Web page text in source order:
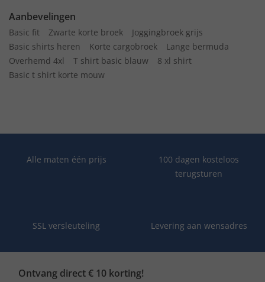
Aanbevelingen
Basic fit Zwarte korte broek
Joggingbroek grijs
Basic shirts heren
Korte cargobroek
Lange bermuda
Overhemd 4xl
T shirt basic blauw
8 xl shirt
Basic t shirt korte mouw
Alle maten één prijs
100 dagen kosteloos
terugsturen
SSL versleuteling Levering aan wensadres
Ontvang direct € 10 korting!